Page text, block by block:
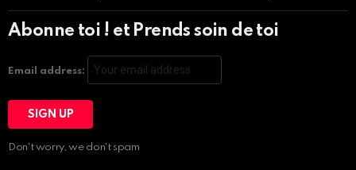
Abonne toi ! et Prends soin de toi
Email address:
Don't worry, we don't spam